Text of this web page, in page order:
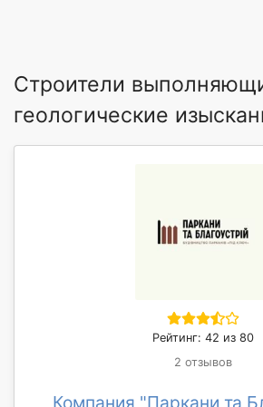
Строители
геологические
Рейтинг: 42 из 80
2 отзывов
Компания "Паркани та